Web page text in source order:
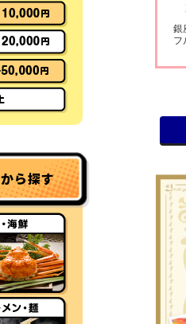
から探す
銀
フ